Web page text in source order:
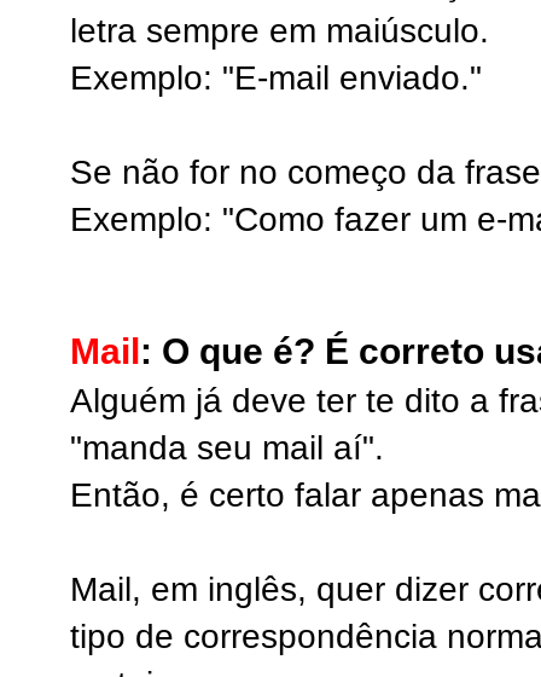
letra sempre em maiúsculo.
Exemplo: "E-mail enviado."
Se não for no começo da
Exemplo: "Como fazer um e-
Mail : O que é? É correto
Alguém já deve ter te dito a
"manda seu mail aí".
Então, é certo falar apenas
Mail, em inglês, quer dizer
tipo de correspondência